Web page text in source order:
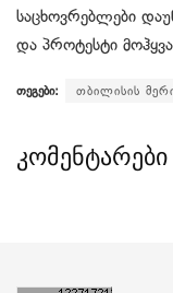
საცხოვრებლები
და პროტესტი
თეგები: თბილისის
კომენტარები